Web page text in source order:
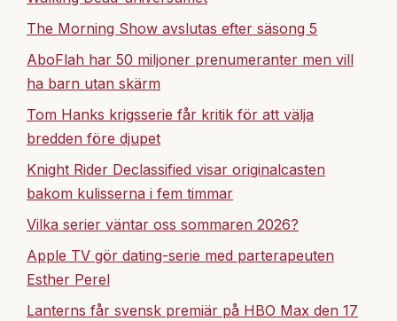
The Morning Show avslutas efter säsong 5
AboFlah har 50 miljoner prenumeranter men vill
ha barn utan skärm
Tom Hanks krigsserie får kritik för att välja
bredden före djupet
Knight Rider Declassified visar originalcasten
bakom kulisserna i fem timmar
Vilka serier väntar oss sommaren 2026?
Apple TV gör dating-serie med parterapeuten
Esther Perel
Lanterns får svensk premiär på HBO Max den 17